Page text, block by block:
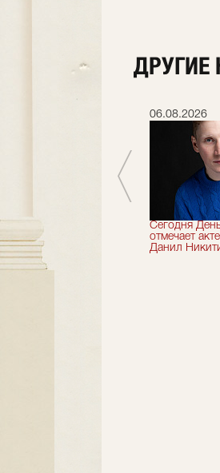
ДРУГИЕ
сезон!
06.08.2026
Сегодня
отмечает
Данил